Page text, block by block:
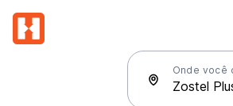
Onde você